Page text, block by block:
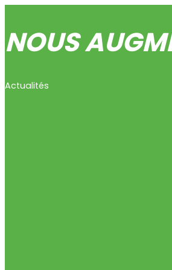
NOUS
Actualités